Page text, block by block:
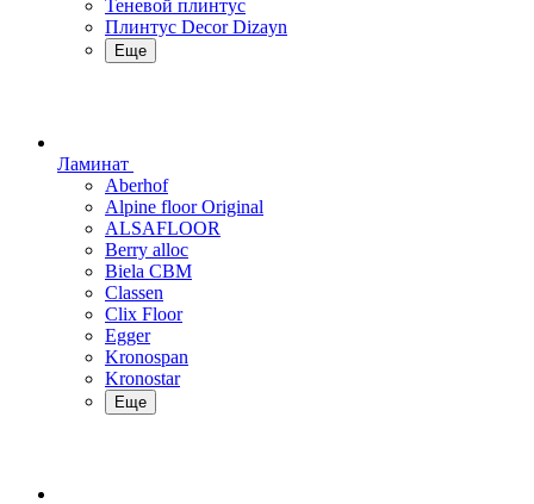
Теневой плинтус
Плинтус Decor Dizayn
Еще
Ламинат
Aberhof
Alpine floor Original
ALSAFLOOR
Berry alloc
Biela CBM
Classen
Clix Floor
Egger
Kronospan
Kronostar
Еще